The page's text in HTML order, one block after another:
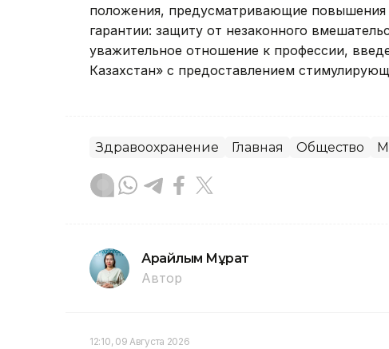
положения, предусматривающие повышения
гарантии: защиту от незаконного
уважительное отношение к профессии,
Казахстан» с предоставлением
Здравоохранение Главная Общество
Арайлым Мұрат
Автор
12:10, 09 Августа 2026